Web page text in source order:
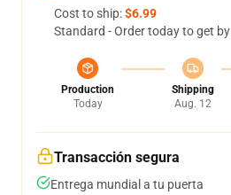
Cost to ship:$6.99
Standard - Order today to get by
Production
Today
Shipping
Aug. 12
Transacción segura
Entrega mundial a tu puerta